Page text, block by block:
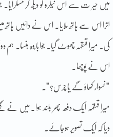
میں حیر ت سے اس نیگرو کو دیکھ کر مسکرایا۔
اترا اس سے ہاتھ ملایا۔ اس نے دائیں ہاتھ
کی۔ میرا قہقہہ چھوٹ گیا۔ جوابا ًوہ ہنسا۔
اس نے پوچھا۔
” نسوار کھاؤ گے یا چرس؟”۔
میرا قہقہہ ایک دفعہ پھر بلند ہوا۔ میں نے گلے
دیا کہ ایک تصویر ہوجائے۔